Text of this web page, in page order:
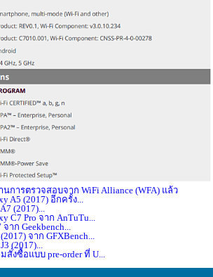
านการตรวจสอบจาก WiFi Alliance (WFA) แล้ว
A5 (2017) อีกครั้ง...
(2017)...
C7 Pro จาก AnTuTu...
จาก Geekbench...
จาก GFXBench...
(2017)...
มสั่งซื้อแบบ pre-order ที่ U...